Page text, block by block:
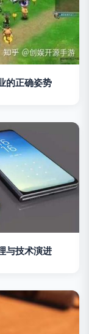
的正确姿势
与技术演进